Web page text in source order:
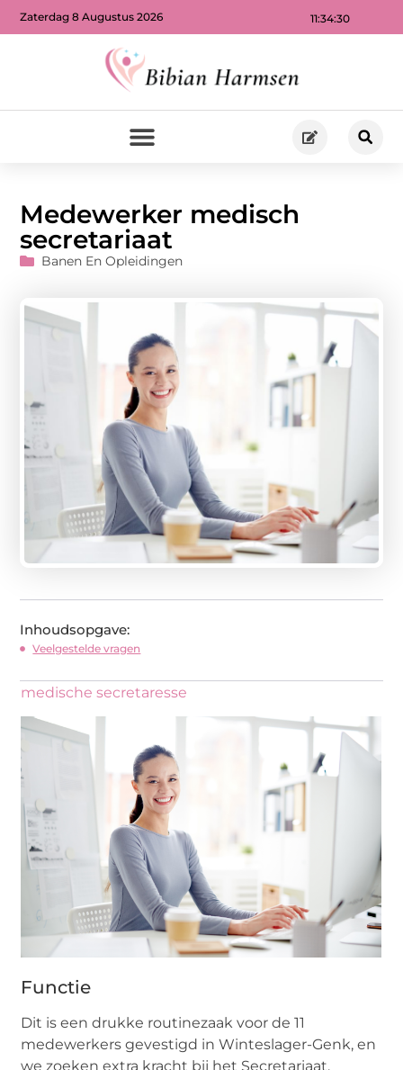
11:34:31
Zaterdag 8 Augustus 2026
Medewerker medisch
secretariaat
Banen En Opleidingen
Inhoudsopgave:
Veelgestelde vragen
medische secretaresse
Functie
Dit is een drukke routinezaak voor de 11
medewerkers gevestigd in Winteslager-Genk, en
we zoeken extra kracht bij het Secretariaat.